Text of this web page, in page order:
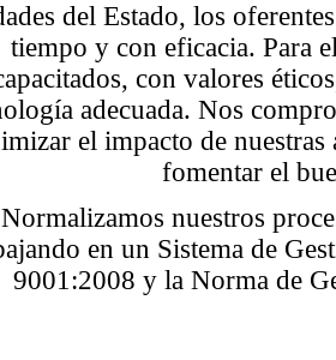
del Estado, los
tiempo y con eficacia. Para
con valores
adecuada. Nos
el impacto de
fomentar el
Normalizamos nuestros
en un Sistema de
9001:2008 y la Norma de